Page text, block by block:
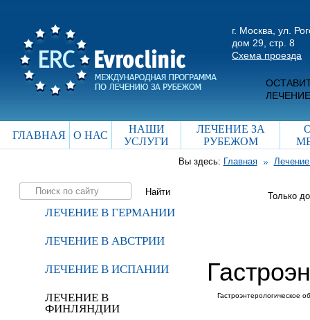
г. Москва, ул.
дом 29, стр. 8
Схема проезда
ГЛАВНАЯ О НАС
НАШИ
УСЛУГИ
ЛЕЧЕНИЕ ЗА
РУБЕЖОМ
Вы здесь: Главная
ЛЕЧЕНИЕ В ГЕРМАНИИ
ЛЕЧЕНИЕ В АВСТРИИ
ЛЕЧЕНИЕ В ИСПАНИИ
ЛЕЧЕНИЕ В
ФИНЛЯНДИИ
Только
Гастроэнтерологическое